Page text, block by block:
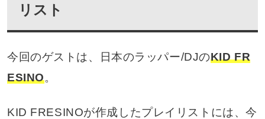
リスト
今回のゲストは、日本のラッパー/DJのKID FR
ESINO。
KID FRESINOが作成したプレイリストには、今